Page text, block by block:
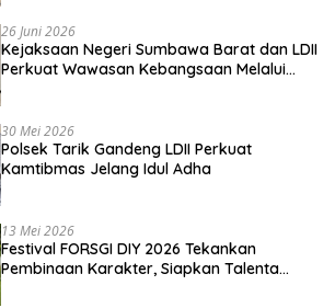
26 Juni 2026
Kejaksaan Negeri Sumbawa Barat dan LDII
Perkuat Wawasan Kebangsaan Melalui
30 Mei 2026
Polsek Tarik Gandeng LDII Perkuat
Kamtibmas Jelang Idul Adha
13 Mei 2026
Festival FORSGI DIY 2026 Tekankan
Pembinaan Karakter, Siapkan Talenta